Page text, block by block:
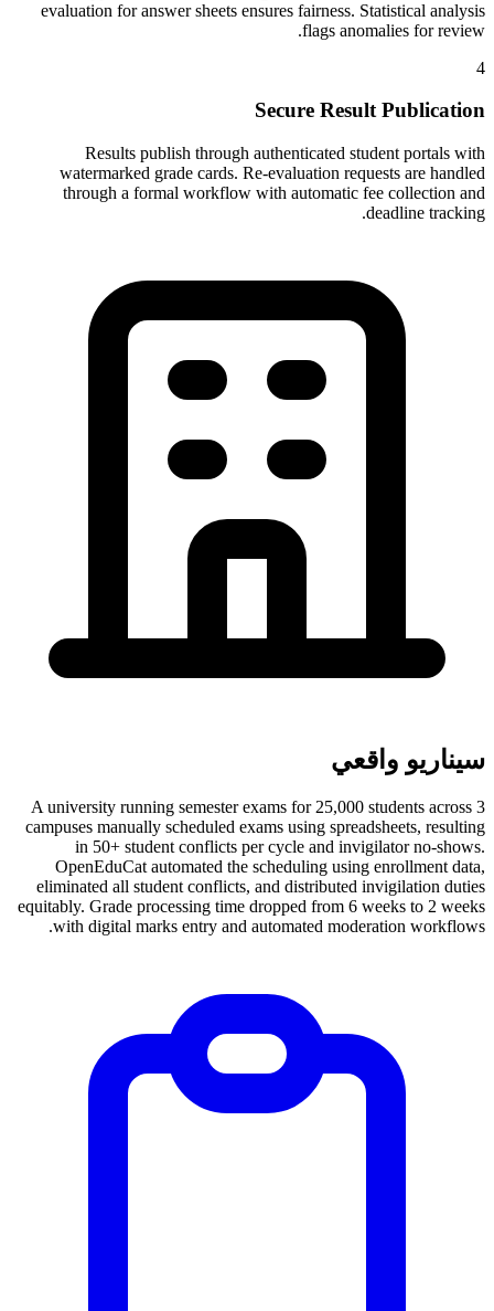
evaluation for answer sheets ensures fairness. Statistical analysis
flags anomalies for review.
4
Secure Result Publication
Results publish through authenticated student portals with
watermarked grade cards. Re-evaluation requests are handled
through a formal workflow with automatic fee collection and
deadline tracking.
سيناريو واقعي
A university running semester exams for 25,000 students across 3
campuses manually scheduled exams using spreadsheets, resulting
in 50+ student conflicts per cycle and invigilator no-shows.
OpenEduCat automated the scheduling using enrollment data,
eliminated all student conflicts, and distributed invigilation duties
equitably. Grade processing time dropped from 6 weeks to 2 weeks
with digital marks entry and automated moderation workflows.